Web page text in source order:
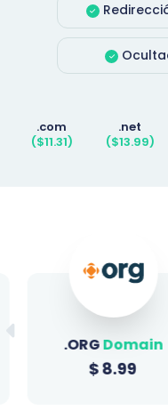
.com
($11.31)
.net
($13.99)
.ORGDomain
$8.99